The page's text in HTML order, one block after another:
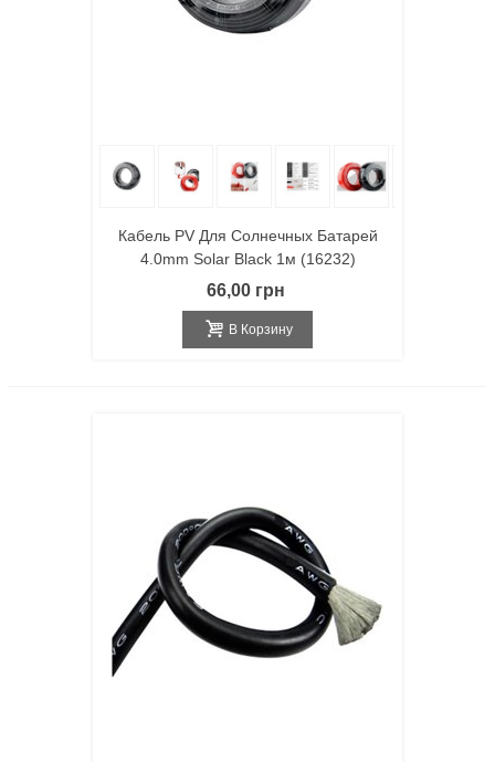
Кабель PV Для Солнечных Батарей
4.0mm Solar Black 1м (16232)
66,00 грн
В Корзину